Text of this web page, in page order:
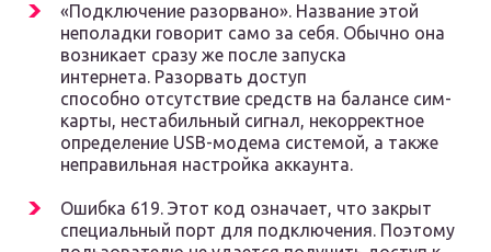
«Подключение разорвано». Название этой
неполадки говорит само за себя. Обычно она
возникает сразу же после запуска
интернета. Разорвать доступ
способно отсутствие средств на балансе сим-
карты, нестабильный сигнал, некорректное
определение USB-модема системой, а также
неправильная настройка аккаунта.
Ошибка 619. Этот код означает, что закрыт
специальный порт для подключения. Поэтому